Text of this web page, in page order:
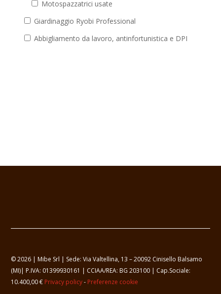
Motospazzatrici usate
Giardinaggio Ryobi Professional
Abbigliamento da lavoro, antinfortunistica e DPI
© 2026 | Mibe Srl | Sede: Via Valtellina, 13 – 20092 Cinisello Balsamo
(MI)| P.IVA: 01399930161 | CCIAA/REA: BG 203100 | Cap.Sociale:
10.400,00 € Privacy policy- Preferenze cookie